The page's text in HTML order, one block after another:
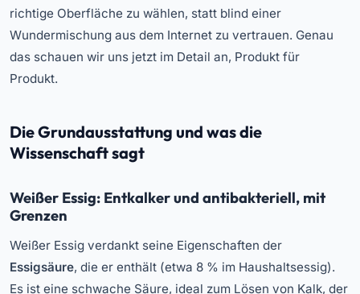
richtige Oberfläche zu wählen, statt blind einer
Wundermischung aus dem Internet zu vertrauen. Genau
das schauen wir uns jetzt im Detail an, Produkt für
Produkt.
Die Grundausstattung und was die
Wissenschaft sagt
Weißer Essig: Entkalker und antibakteriell, mit
Grenzen
Weißer Essig verdankt seine Eigenschaften der
Essigsäure, die er enthält (etwa 8 % im Haushaltsessig).
Es ist eine schwache Säure, ideal zum Lösen von Kalk, der